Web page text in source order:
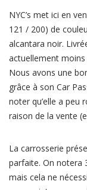
NYC’s met ici en
121 / 200) de
alcantara noir.
actuellement moins
Nous avons une
grâce à son Car
noter qu’elle a peu
raison de la vente
La carrosserie
parfaite. On notera
mais cela ne